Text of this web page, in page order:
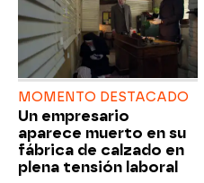
MOMENTO DESTACADO
Un empresario
aparece muerto en su
fábrica de calzado en
plena tensión laboral